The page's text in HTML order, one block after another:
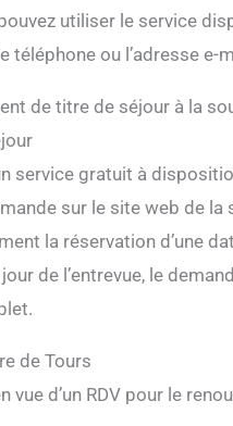
utiliser le service
ou l’adresse e-
de titre de séjour à la
service gratuit à
sur le site web de
la réservation d’une
de l’entrevue, le
de Tours
d’un RDV pour le